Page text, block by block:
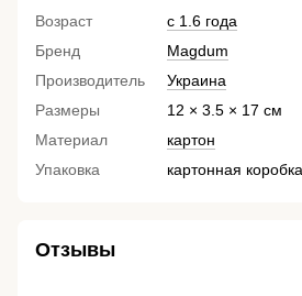
Возраст
с 1.6 года
Бренд
Magdum
Производитель
Украина
Размеры
12 × 3.5 × 17 см
Материал
картон
Упаковка
картонная коробка
Отзывы